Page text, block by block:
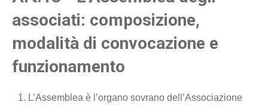
associati: composizione,
modalità di convocazione e
funzionamento
L’Assemblea è l’organo sovrano dell’Associazione